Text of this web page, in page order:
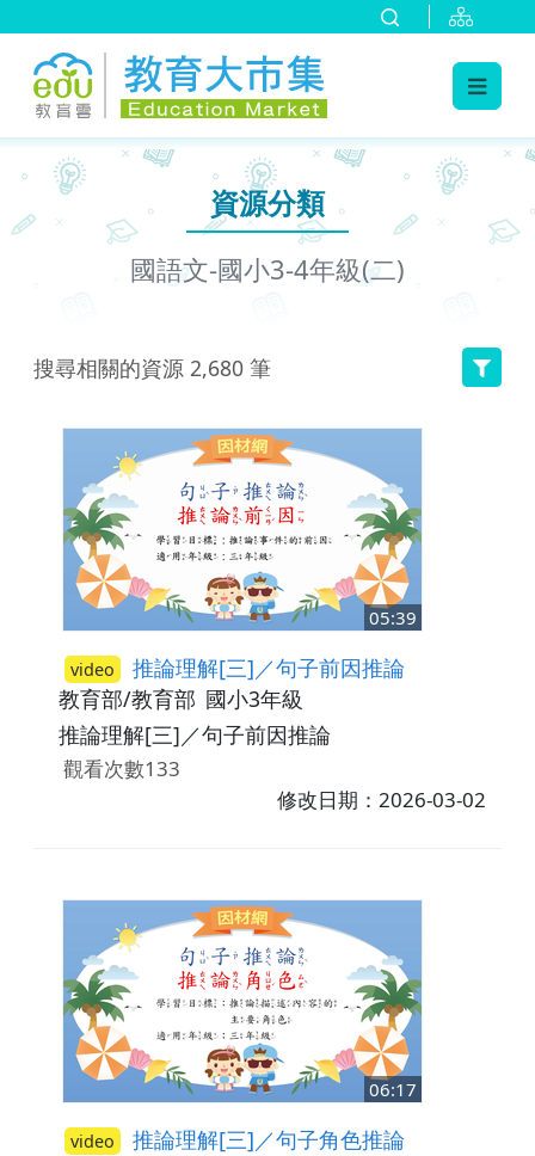
資源分類
國語文-國小3-4年級(二)
搜尋相關的資源 2,680 筆
05:39
video 推論理解[三]／句子前因推論
教育部/教育部 國小3年級
推論理解[三]／句子前因推論
觀看次數133
修改日期：2026-03-02
06:17
video 推論理解[三]／句子角色推論